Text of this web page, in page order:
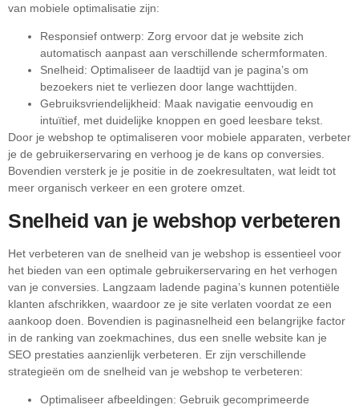
van mobiele optimalisatie zijn:
Responsief ontwerp: Zorg ervoor dat je website zich
automatisch aanpast aan verschillende schermformaten.
Snelheid: Optimaliseer de laadtijd van je pagina’s om
bezoekers niet te verliezen door lange wachttijden.
Gebruiksvriendelijkheid: Maak navigatie eenvoudig en
intuïtief, met duidelijke knoppen en goed leesbare tekst.
Door je webshop te optimaliseren voor mobiele apparaten, verbeter
je de gebruikerservaring en verhoog je de kans op conversies.
Bovendien versterk je je positie in de zoekresultaten, wat leidt tot
meer organisch verkeer en een grotere omzet.
Snelheid van je webshop verbeteren
Het verbeteren van de snelheid van je webshop is essentieel voor
het bieden van een optimale gebruikerservaring en het verhogen
van je conversies. Langzaam ladende pagina’s kunnen potentiële
klanten afschrikken, waardoor ze je site verlaten voordat ze een
aankoop doen. Bovendien is paginasnelheid een belangrijke factor
in de ranking van zoekmachines, dus een snelle website kan je
SEO prestaties aanzienlijk verbeteren. Er zijn verschillende
strategieën om de snelheid van je webshop te verbeteren:
Optimaliseer afbeeldingen: Gebruik gecomprimeerde